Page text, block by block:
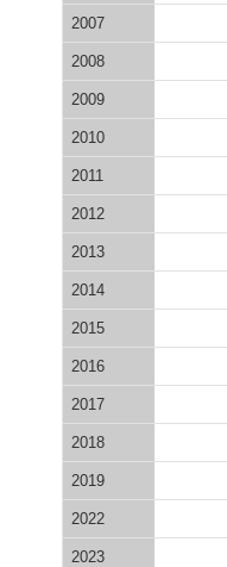
2007
2008
2009
2010
2011
2012
2013
2014
2015
2016
2017
2018
2019
2022
2023